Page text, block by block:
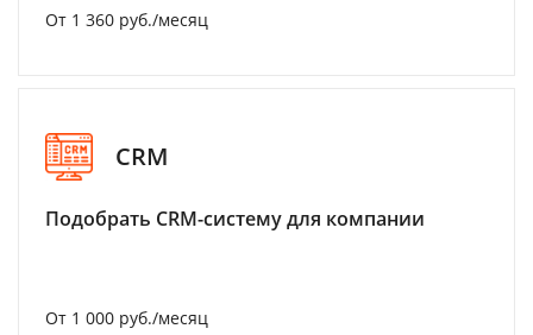
От 1 360 руб./месяц
CRM
Подобрать CRM-систему для компании
От 1 000 руб./месяц